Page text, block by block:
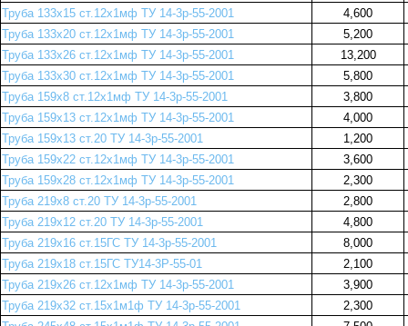
Труба 133х15 ст.12х1мф ТУ 14-3р-55-2001
4,600
Труба 133х20 ст.12х1мф ТУ 14-3р-55-2001
5,200
Труба 133х26 ст.12х1мф ТУ 14-3р-55-2001
13,200
Труба 133х30 ст.12х1мф ТУ 14-3р-55-2001
5,800
Труба 159х8 ст.12х1мф ТУ 14-3р-55-2001
3,800
Труба 159х13 ст.12х1мф ТУ 14-3р-55-2001
4,000
Труба 159х13 ст.20 ТУ 14-3р-55-2001
1,200
Труба 159х22 ст.12х1мф ТУ 14-3р-55-2001
3,600
Труба 159х28 ст.12х1мф ТУ 14-3р-55-2001
2,300
Труба 219х8 ст.20 ТУ 14-3р-55-2001
2,800
Труба 219х12 ст.20 ТУ 14-3р-55-2001
4,800
Труба 219х16 ст.15ГС ТУ 14-3р-55-2001
8,000
Труба 219х18 ст.15ГС ТУ14-3Р-55-01
2,100
Труба 219х26 ст.12х1мф ТУ 14-3р-55-2001
3,900
Труба 219х32 ст.15х1м1ф ТУ 14-3р-55-2001
2,300